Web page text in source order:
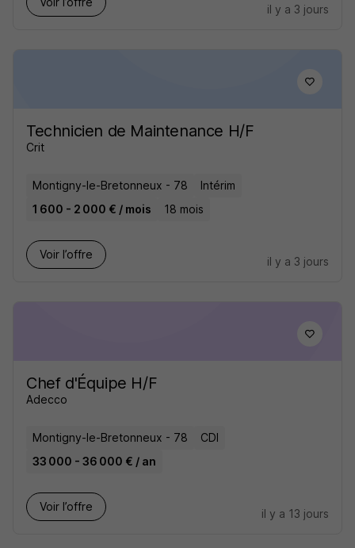
il y a 3 jours
Technicien de Maintenance H/F
Crit
Montigny-le-Bretonneux - 78
Intérim
1 600 - 2 000 € / mois
18 mois
Voir l’offre
il y a 3 jours
Chef d'Équipe H/F
Adecco
Montigny-le-Bretonneux - 78
CDI
33 000 - 36 000 € / an
Voir l’offre
il y a 13 jours